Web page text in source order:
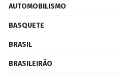
AUTOMOBILISMO
BASQUETE
BRASIL
BRASILEIRÃO